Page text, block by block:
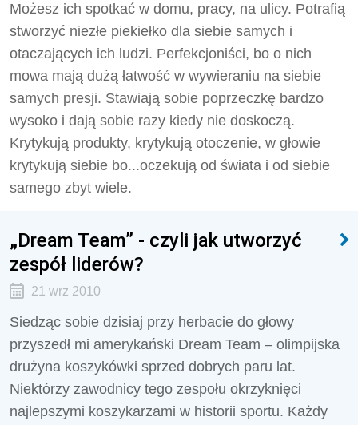
Możesz ich spotkać w domu, pracy, na ulicy. Potrafią
stworzyć niezłe piekiełko dla siebie samych i
otaczających ich ludzi. Perfekcjoniści, bo o nich
mowa mają dużą łatwość w wywieraniu na siebie
samych presji. Stawiają sobie poprzeczkę bardzo
wysoko i dają sobie razy kiedy nie doskoczą.
Krytykują produkty, krytykują otoczenie, w głowie
krytykują siebie bo...oczekują od świata i od siebie
samego zbyt wiele.
„Dream Team” - czyli jak utworzyć
zespół liderów?
21 wrz 2010
Siedząc sobie dzisiaj przy herbacie do głowy
przyszedł mi amerykański Dream Team – olimpijska
drużyna koszykówki sprzed dobrych paru lat.
Niektórzy zawodnicy tego zespołu okrzyknięci
najlepszymi koszykarzami w historii sportu. Każdy